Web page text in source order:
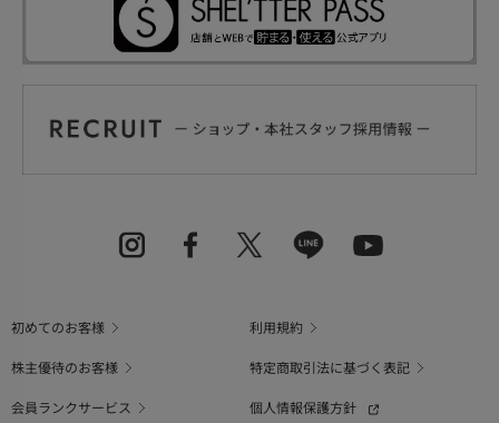
初めてのお客様
利用規約
株主優待のお客様
特定商取引法に基づく表記
会員ランクサービス
個人情報保護方針